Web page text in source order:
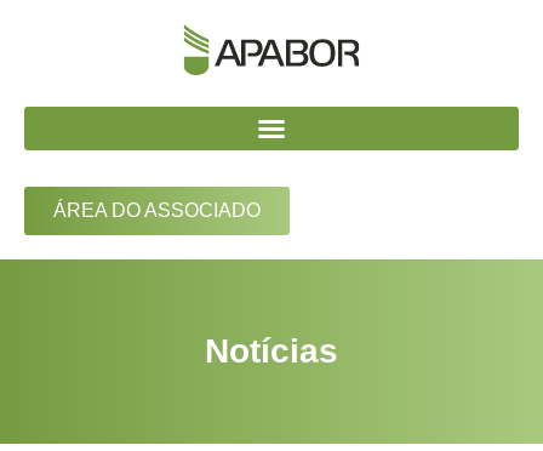
ÁREA DO ASSOCIADO
Notícias